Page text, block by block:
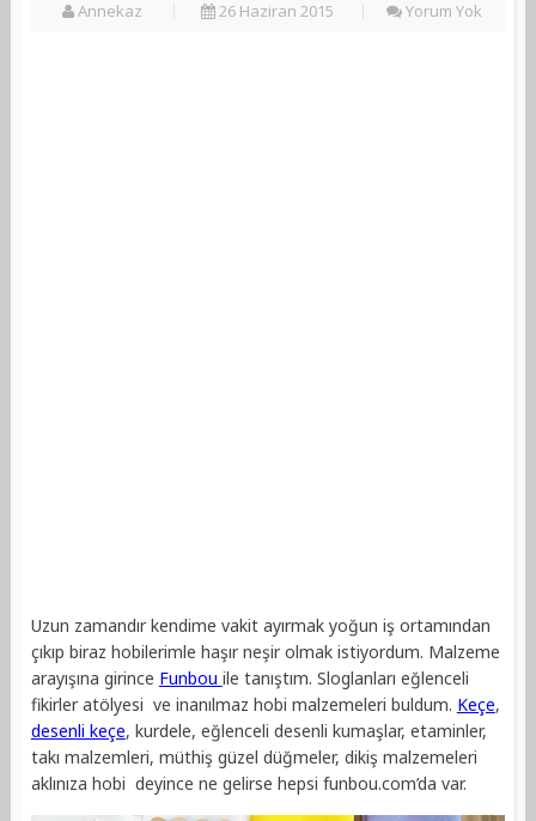
Annekaz 26 Haziran 2015 Yorum Yok
Uzun zamandır kendime vakit ayırmak yoğun iş ortamından
çıkıp biraz hobilerimle haşır neşir olmak istiyordum. Malzeme
arayışına girince Funbou ile tanıştım. Sloglanları eğlenceli
fikirler atölyesi ve inanılmaz hobi malzemeleri buldum. Keçe,
desenli keçe, kurdele, eğlenceli desenli kumaşlar, etaminler,
takı malzemleri, müthiş güzel düğmeler, dikiş malzemeleri
aklınıza hobi deyince ne gelirse hepsi funbou.com’da var.